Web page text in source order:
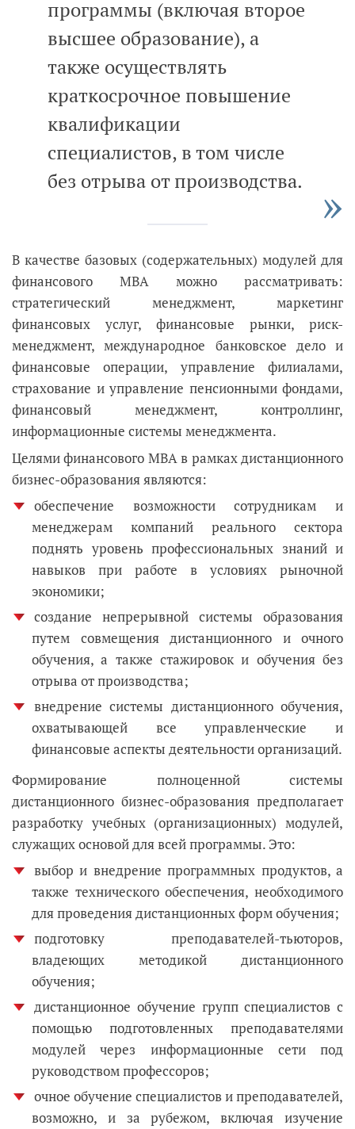
программы (включая второе
высшее образование), а
также осуществлять
краткосрочное повышение
квалификации
специалистов, в том числе
без отрыва от производства.
В качестве базовых (содержательных) модулей для
финансового МВА можно рассматривать:
стратегический менеджмент, маркетинг
финансовых услуг, финансовые рынки, риск-
менеджмент, международное банковское дело и
финансовые операции, управление филиалами,
страхование и управление пенсионными фондами,
финансовый менеджмент, контроллинг,
информационные системы менеджмента.
Целями финансового МВА в рамках дистанционного
бизнес-образования являются:
обеспечение возможности сотрудникам и
менеджерам компаний реального сектора
поднять уровень профессиональных знаний и
навыков при работе в условиях рыночной
экономики;
создание непрерывной системы образования
путем совмещения дистанционного и очного
обучения, а также стажировок и обучения без
отрыва от производства;
внедрение системы дистанционного обучения,
охватывающей все управленческие и
финансовые аспекты деятельности организаций.
Формирование полноценной системы
дистанционного бизнес-образования предполагает
разработку учебных (организационных) модулей,
служащих основой для всей программы. Это:
выбор и внедрение программных продуктов, а
также технического обеспечения, необходимого
для проведения дистанционных форм обучения;
подготовку преподавателей-тьюторов,
владеющих методикой дистанционного
обучения;
дистанционное обучение групп специалистов с
помощью подготовленных преподавателями
модулей через информационные сети под
руководством профессоров;
очное обучение специалистов и преподавателей,
возможно, и за рубежом, включая изучение